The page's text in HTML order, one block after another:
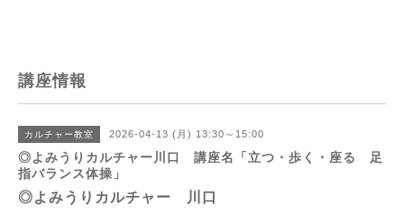
講座情報
カルチャー教室 2026-04-13 (月) 13:30～15:00
◎よみうりカルチャー川口 講座名「立つ・歩く・座る 足
指バランス体操」
◎よみうりカルチャー 川口